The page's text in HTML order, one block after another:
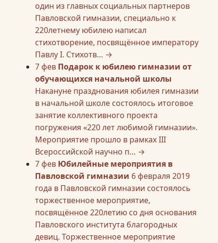
один из главных социальных партнеров
Павловской гимназии, специально к
220летнему юбилею написал
стихотворение, посвящённое императору
Павлу I. Стихотв… →
7 фев Подарок к юбилею гимназии от
обучающихся начальной школы
Накануне празднования юбилея гимназии
в начальной школе состоялось итоговое
занятие коллективного проекта
погружения «220 лет любимой гимназии».
Мероприятие прошло в рамках III
Всероссийской научно п… →
7 фев Юбилейные мероприятия в
Павловской гимназии 6 февраля 2019
года в Павловской гимназии состоялось
торжественное мероприятие,
посвящённое 220летию со дня основания
Павловского института благородных
девиц. Торжественное мероприятие